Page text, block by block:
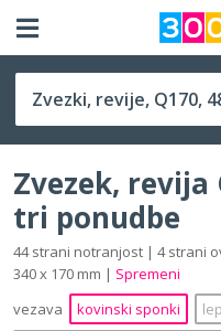
Q170 (170 x 170 mm)
Zvezek, revija
tri ponudbe
44 strani notranjost | 4 strani
340 x 170 mm | Spremeni
vezava
kovinski sponki